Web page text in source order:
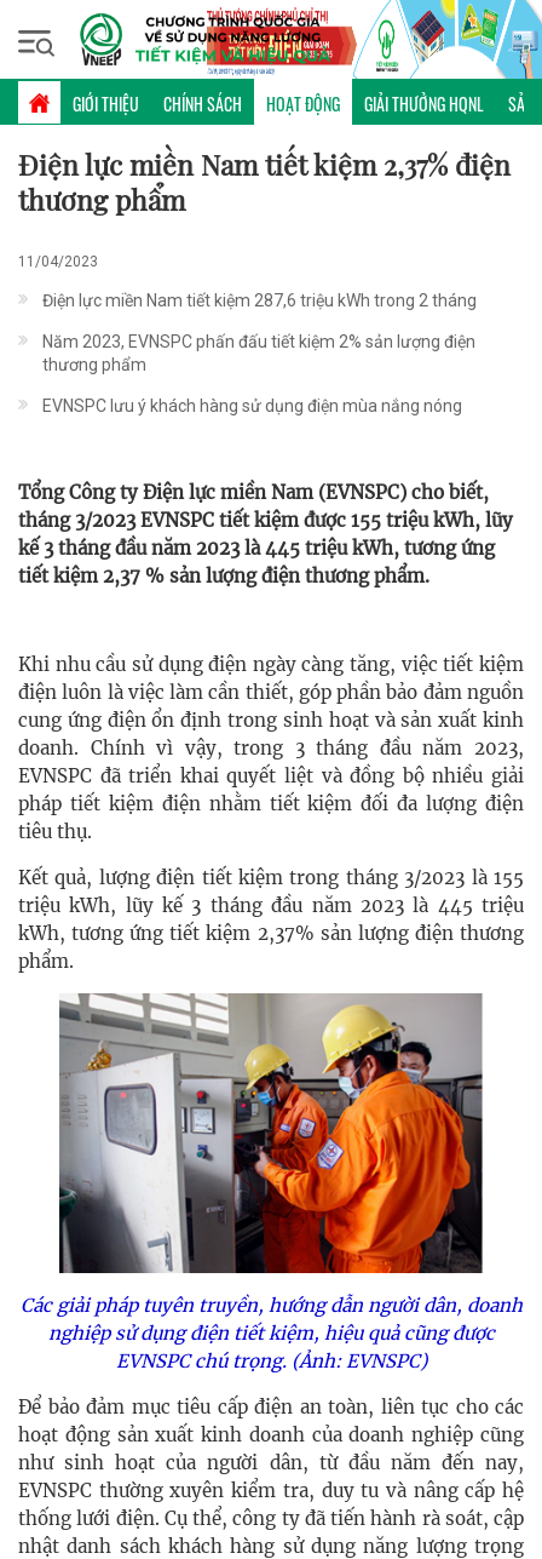
GIỚI THIỆU CHÍNH SÁCH HOẠT ĐỘNG GIẢI THƯỞNG HQNL SẢN
Thứ bảy, 08/08/2026 | 02:26 GMT+7
HOẠT ĐỘNG
Điện lực miền Nam tiết kiệm 2,37% điện
thương phẩm
11/04/2023
Điện lực miền Nam tiết kiệm 287,6 triệu kWh trong 2 tháng
Năm 2023, EVNSPC phấn đấu tiết kiệm 2% sản lượng điện
thương phẩm
EVNSPC lưu ý khách hàng sử dụng điện mùa nắng nóng
Tổng Công ty Điện lực miền Nam (EVNSPC) cho biết,
tháng 3/2023 EVNSPC tiết kiệm được 155 triệu kWh, lũy
kế 3 tháng đầu năm 2023 là 445 triệu kWh, tương ứng
tiết kiệm 2,37 % sản lượng điện thương phẩm.
Khi nhu cầu sử dụng điện ngày càng tăng, việc tiết kiệm
điện luôn là việc làm cần thiết, góp phần bảo đảm nguồn
cung ứng điện ổn định trong sinh hoạt và sản xuất kinh
doanh. Chính vì vậy, trong 3 tháng đầu năm 2023,
EVNSPC đã triển khai quyết liệt và đồng bộ nhiều giải
pháp tiết kiệm điện nhằm tiết kiệm đối đa lượng điện
tiêu thụ.
Kết quả, lượng điện tiết kiệm trong tháng 3/2023 là 155
triệu kWh, lũy kế 3 tháng đầu năm 2023 là 445 triệu
kWh, tương ứng tiết kiệm 2,37% sản lượng điện thương
phẩm.
Các giải pháp tuyên truyền, hướng dẫn người dân, doanh
nghiệp sử dụng điện tiết kiệm, hiệu quả cũng được
EVNSPC chú trọng. (Ảnh: EVNSPC)
Để bảo đảm mục tiêu cấp điện an toàn, liên tục cho các
hoạt động sản xuất kinh doanh của doanh nghiệp cũng
như sinh hoạt của người dân, từ đầu năm đến nay,
EVNSPC thường xuyên kiểm tra, duy tu và nâng cấp hệ
thống lưới điện. Cụ thể, công ty đã tiến hành rà soát, cập
nhật danh sách khách hàng sử dụng năng lượng trọng